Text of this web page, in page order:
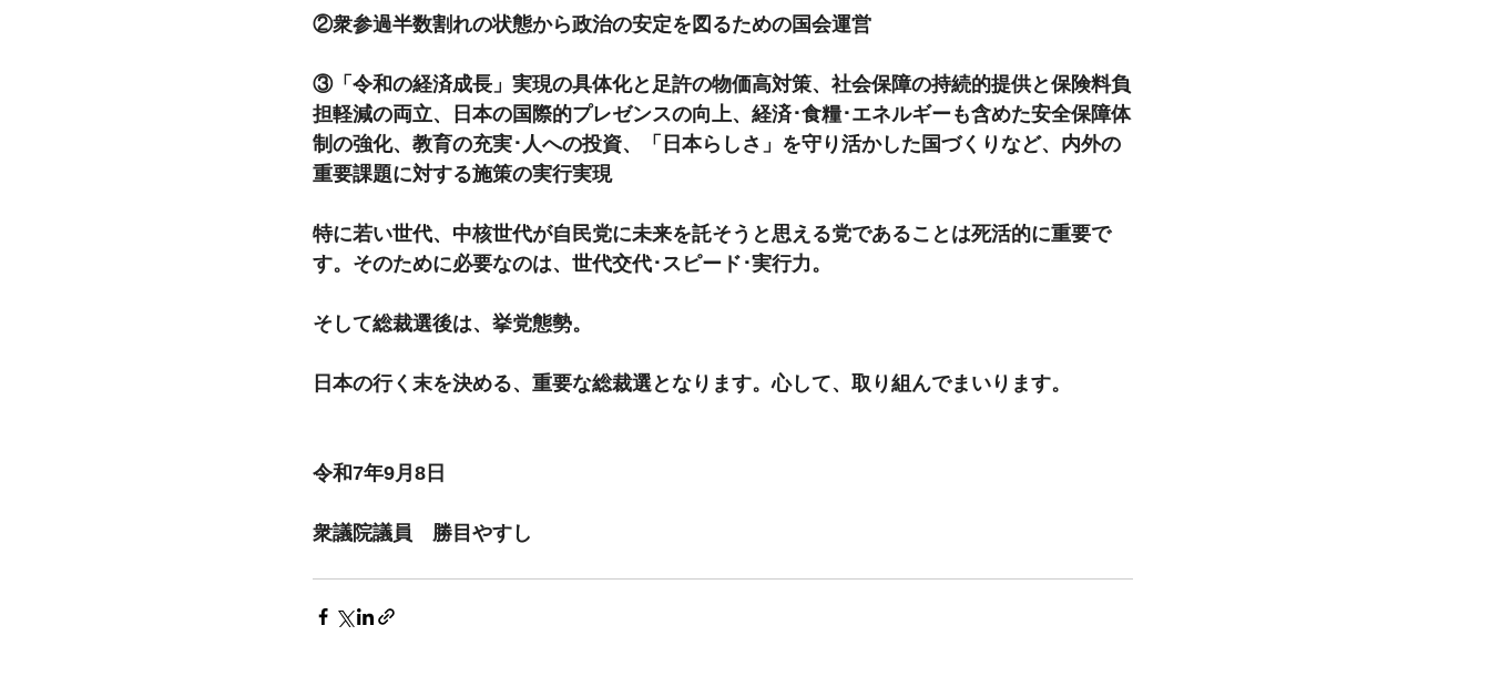
②衆参過半数割れの状態から政治の安定を図るための国会運営
③「令和の経済成長」実現の具体化と足許の物価高対策、社会保障の持続的提供と保険料負
担軽減の両立、日本の国際的プレゼンスの向上、経済･食糧･エネルギーも含めた安全保障体
制の強化、教育の充実･人への投資、「日本らしさ」を守り活かした国づくりなど、内外の
重要課題に対する施策の実行実現
特に若い世代、中核世代が自民党に未来を託そうと思える党であることは死活的に重要で
す。そのために必要なのは、世代交代･スピード･実行力。
そして総裁選後は、挙党態勢。
日本の行く末を決める、重要な総裁選となります。心して、取り組んでまいります。
令和7年9月8日
衆議院議員　勝目やすし